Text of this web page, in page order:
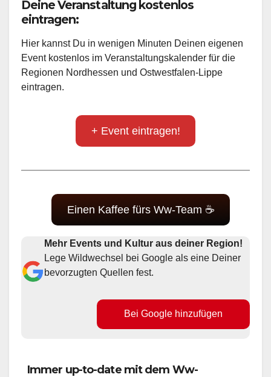
Deine Veranstaltung kostenlos
eintragen:
Hier kannst Du in wenigen Minuten Deinen eigenen
Event kostenlos im Veranstaltungskalender für die
Regionen Nordhessen und Ostwestfalen-Lippe
eintragen.
+ Event eintragen!
Einen Kaffee fürs Ww-Team ☕
Mehr Events und Kultur aus deiner Region!
Lege Wildwechsel bei Google als eine Deiner
bevorzugten Quellen fest.
Bei Google hinzufügen
Immer up-to-date mit dem Ww-